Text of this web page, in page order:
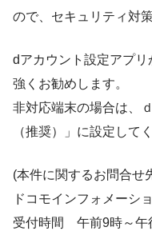
ので、セキュリティ対
dアカウント設定アプ
強くお勧めします。
非対応端末の場合は、
（推奨）」に設定して
(本件に関するお問合せ
ドコモインフォメー
受付時間 午前9時～午